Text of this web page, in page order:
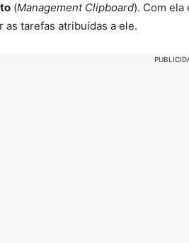
(Management Clipboard). Com
as tarefas atribuídas a ele.